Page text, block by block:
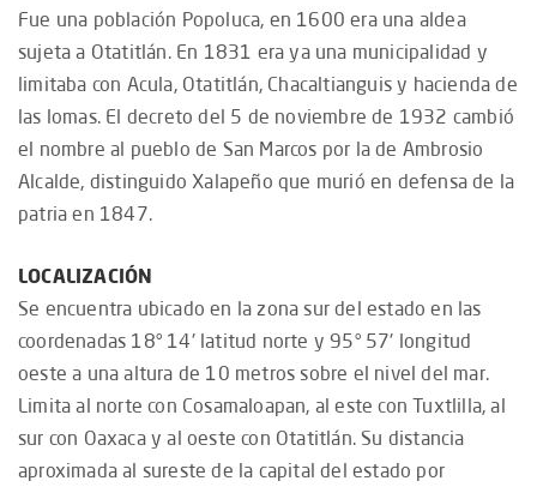
Fue una población Popoluca, en 1600 era una aldea
sujeta a Otatitlán. En 1831 era ya una municipalidad y
limitaba con Acula, Otatitlán, Chacaltianguis y hacienda de
las lomas. El decreto del 5 de noviembre de 1932 cambió
el nombre al pueblo de San Marcos por la de Ambrosio
Alcalde, distinguido Xalapeño que murió en defensa de la
patria en 1847.
LOCALIZACIÓN
Se encuentra ubicado en la zona sur del estado en las
coordenadas 18° 14' latitud norte y 95° 57' longitud
oeste a una altura de 10 metros sobre el nivel del mar.
Limita al norte con Cosamaloapan, al este con Tuxtlilla, al
sur con Oaxaca y al oeste con Otatitlán. Su distancia
aproximada al sureste de la capital del estado por